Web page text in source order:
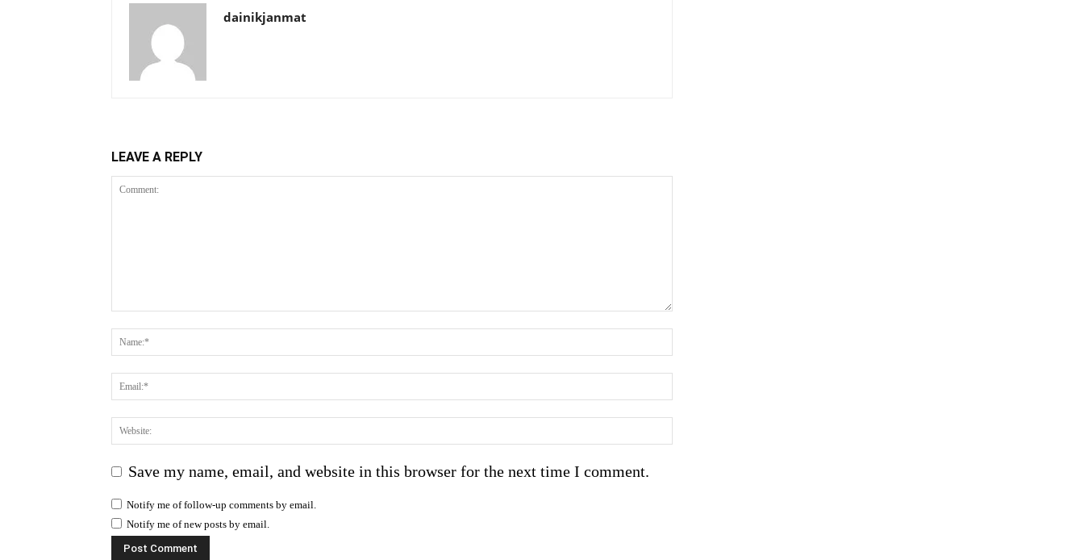
dainikjanmat
LEAVE A REPLY
Save my name, email, and website in this browser for the next time I comment.
Notify me of follow-up comments by email.
Notify me of new posts by email.